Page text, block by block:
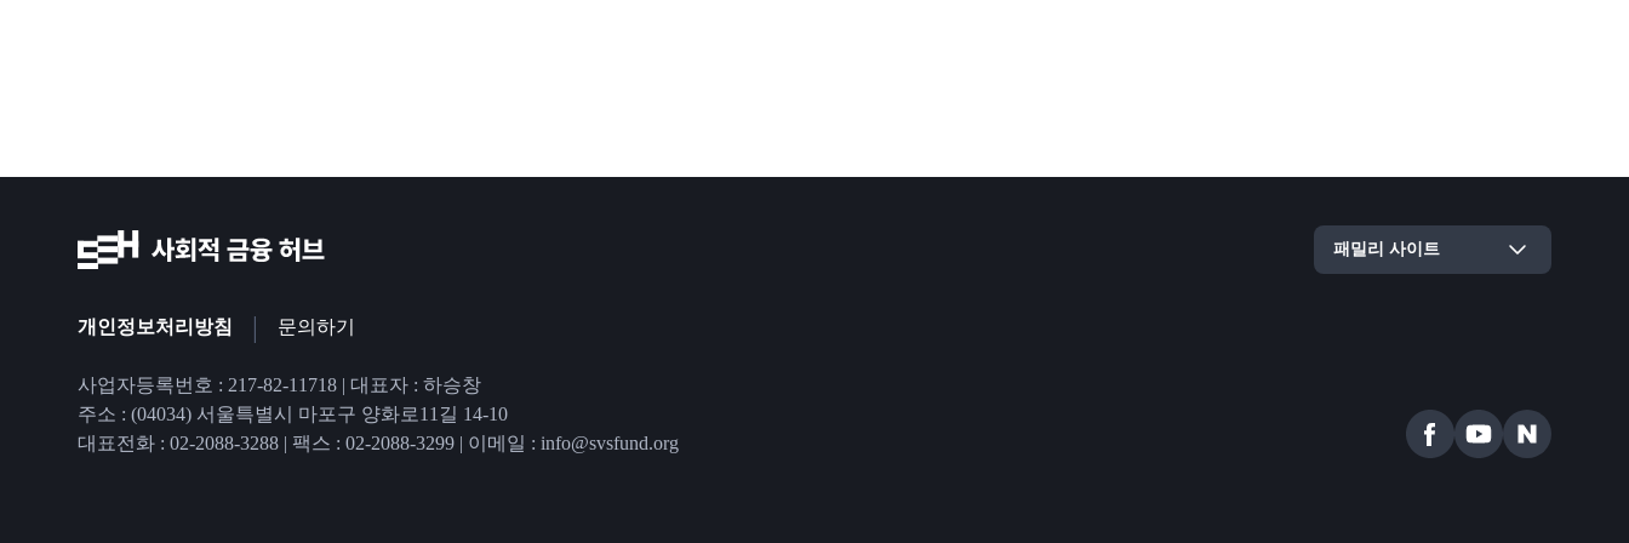
개인정보처리방침 | 문의하기
사업자등록번호 : 217-82-11718 | 대표자 : 하승창
주소 : (04034) 서울특별시 마포구 양화로11길 14-10
대표전화 : 02-2088-3288 | 팩스 : 02-2088-3299 | 이메일 : info@svsfund.org